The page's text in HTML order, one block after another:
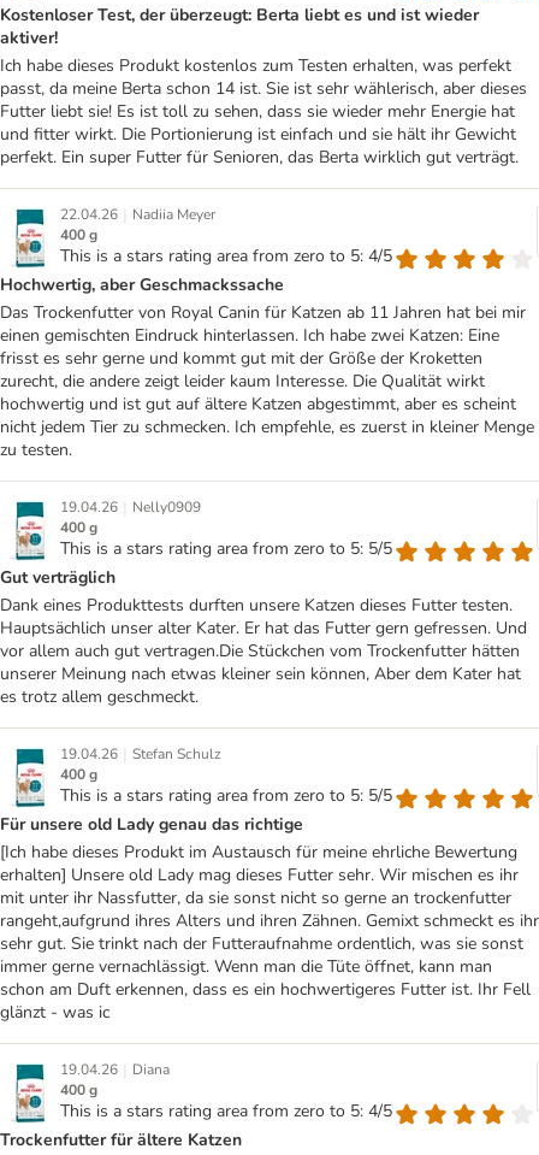
Kostenloser Test, der überzeugt: Berta liebt es und ist wieder
aktiver!
Ich habe dieses Produkt kostenlos zum Testen erhalten, was perfekt
passt, da meine Berta schon 14 ist. Sie ist sehr wählerisch, aber dieses
Futter liebt sie! Es ist toll zu sehen, dass sie wieder mehr Energie hat
und fitter wirkt. Die Portionierung ist einfach und sie hält ihr Gewicht
perfekt. Ein super Futter für Senioren, das Berta wirklich gut verträgt.
22.04.26 | Nadiia Meyer
400 g
This is a stars rating area from zero to 5: 4/5
Hochwertig, aber Geschmackssache
Das Trockenfutter von Royal Canin für Katzen ab 11 Jahren hat bei mir
einen gemischten Eindruck hinterlassen. Ich habe zwei Katzen: Eine
frisst es sehr gerne und kommt gut mit der Größe der Kroketten
zurecht, die andere zeigt leider kaum Interesse. Die Qualität wirkt
hochwertig und ist gut auf ältere Katzen abgestimmt, aber es scheint
nicht jedem Tier zu schmecken. Ich empfehle, es zuerst in kleiner Menge
zu testen.
19.04.26 | Nelly0909
400 g
This is a stars rating area from zero to 5: 5/5
Gut verträglich
Dank eines Produkttests durften unsere Katzen dieses Futter testen.
Hauptsächlich unser alter Kater. Er hat das Futter gern gefressen. Und
vor allem auch gut vertragen.Die Stückchen vom Trockenfutter hätten
unserer Meinung nach etwas kleiner sein können, Aber dem Kater hat
es trotz allem geschmeckt.
19.04.26 | Stefan Schulz
400 g
This is a stars rating area from zero to 5: 5/5
Für unsere old Lady genau das richtige
[Ich habe dieses Produkt im Austausch für meine ehrliche Bewertung
erhalten] Unsere old Lady mag dieses Futter sehr. Wir mischen es ihr
mit unter ihr Nassfutter, da sie sonst nicht so gerne an trockenfutter
rangeht,aufgrund ihres Alters und ihren Zähnen. Gemixt schmeckt es ihr
sehr gut. Sie trinkt nach der Futteraufnahme ordentlich, was sie sonst
immer gerne vernachlässigt. Wenn man die Tüte öffnet, kann man
schon am Duft erkennen, dass es ein hochwertigeres Futter ist. Ihr Fell
glänzt - was ic
19.04.26 | Diana
400 g
This is a stars rating area from zero to 5: 4/5
Trockenfutter für ältere Katzen